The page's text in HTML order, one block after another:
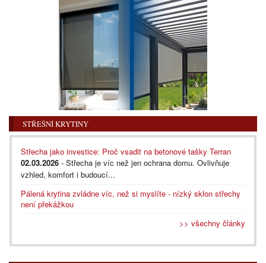
STŘEŠNÍ KRYTINY
Střecha jako investice: Proč vsadit na betonové tašky Terran
02.03.2026 - Střecha je víc než jen ochrana domu. Ovlivňuje
vzhled, komfort i budoucí...
Pálená krytina zvládne víc, než si myslíte - nízký sklon střechy
není překážkou
>> všechny články